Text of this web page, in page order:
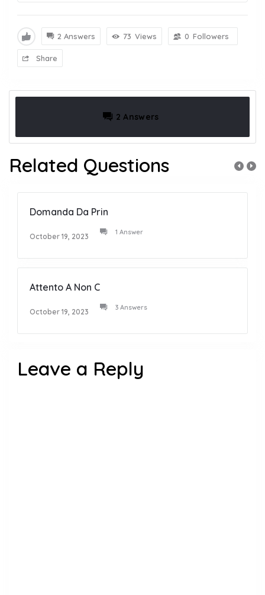
2 Answers 73 Views 0 Followers
Share
2 Answers
Related Questions
Domanda Da Prin
October 19, 2023 1 Answer
Attento A Non C
October 19, 2023 3 Answers
Leave a Reply